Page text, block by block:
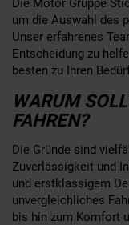
um die Auswahl des
Unser erfahrenes
Entscheidung zu
besten zu Ihren
WARUM
FAHREN?
Die Gründe sind
Zuverlässigkeit und
und erstklassigem
unvergleichliches
bis hin zum Komfort